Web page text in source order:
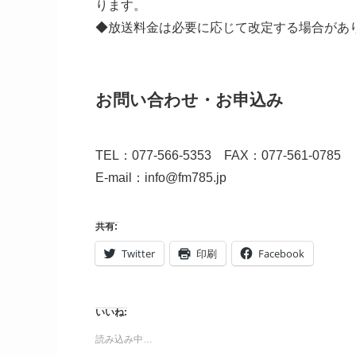
ります。
◆放送料金は必要に応じて改定する場合があ
お問い合わせ・お申込み
TEL：077-566-5353 FAX：077-561-0785
E-mail：info@fm785.jp
共有:
Twitter 印刷 Facebook
いいね:
読み込み中…